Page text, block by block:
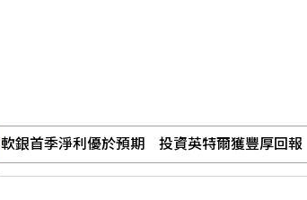
本國銀行上半年大賺3583億 年增2成寫同期新高